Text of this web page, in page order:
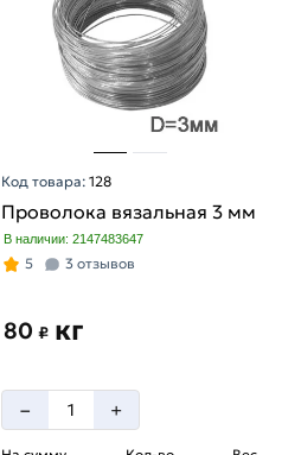
Код товара: 128
Проволока вязальная 3 мм
В наличии: 2147483647
5 3 отзывов
80 ₽ кг
– +